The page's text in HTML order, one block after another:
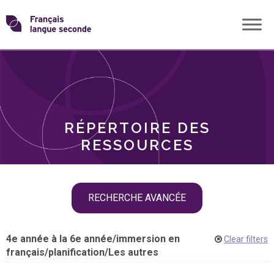
Skip
toTransformons
langue
RÉPERTOIRE DES
RESSOURCES
RECHERCHE AVANCÉE
THÈMES
4e année à la 6e année/immersion en
français/planification/Les autres
Clear filters